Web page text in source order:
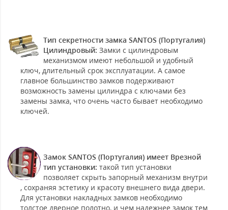
Тип секретности замка SANTOS (Португалия)
Цилиндровый: Замки с цилиндровым
механизмом имеют небольшой и удобный
ключ, длительный срок эксплуатации. А самое
главное большинство замков подерживают
возможность замены цилиндра с ключами без
замены замка, что очень часто бывает необходимо
ключей.
Замок SANTOS (Португалия) имеет Врезной
тип установки: такой тип установки
позволяет скрыть запорный механизм внутри
, сохраняя эстетику и красоту внешнего вида двери.
Для установки накладных замков необходимо
толстое дверное полотно, и чем надежнее замок тем